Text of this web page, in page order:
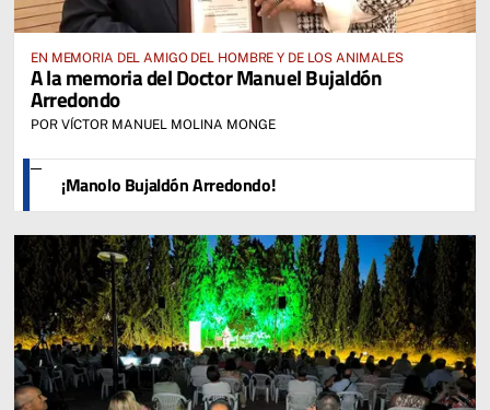
EN MEMORIA DEL AMIGO DEL HOMBRE Y DE LOS ANIMALES
A la memoria del Doctor Manuel Bujaldón
Arredondo
POR VÍCTOR MANUEL MOLINA MONGE
¡Manolo Bujaldón Arredondo!